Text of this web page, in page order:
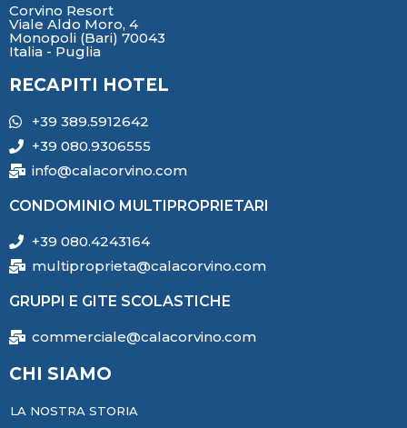
Corvino Resort
Viale Aldo Moro, 4
Monopoli (Bari) 70043
Italia - Puglia
RECAPITI HOTEL
+39 389.5912642
+39 080.9306555
info@calacorvino.com
CONDOMINIO MULTIPROPRIETARI
+39 080.4243164
multiproprieta@calacorvino.com
GRUPPI E GITE SCOLASTICHE
commerciale@calacorvino.com
CHI SIAMO
LA NOSTRA STORIA